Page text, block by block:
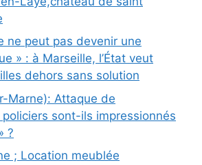
ne peut pas devenir une
» : à Marseille, l’État veut
dehors sans solution
Marne): Attaque de
sont-ils impressionnés
?
; Location meublée